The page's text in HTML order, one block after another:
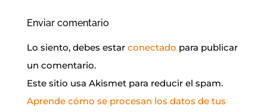
Enviar comentario
Lo siento, debes estar conectado para publicar
un comentario.
Este sitio usa Akismet para reducir el spam.
Aprende cómo se procesan los datos de tus